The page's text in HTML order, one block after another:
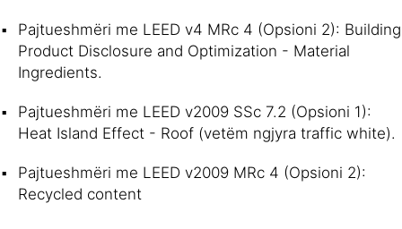
Pajtueshmëri me LEED v4 MRc 4 (Opsioni 2): Building
Product Disclosure and Optimization - Material
Ingredients.
Pajtueshmëri me LEED v2009 SSc 7.2 (Opsioni 1):
Heat Island Effect - Roof (vetëm ngjyra traffic white).
Pajtueshmëri me LEED v2009 MRc 4 (Opsioni 2):
Recycled content